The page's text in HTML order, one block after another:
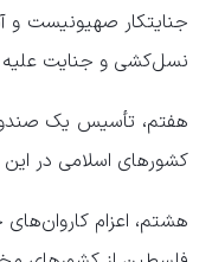
جنایتکار صهیونیست و
نسل‌کشی و جنایت
هفتم، تأسیس یک صندوق
کشورهای اسلامی در
هشتم،‌ اعزام